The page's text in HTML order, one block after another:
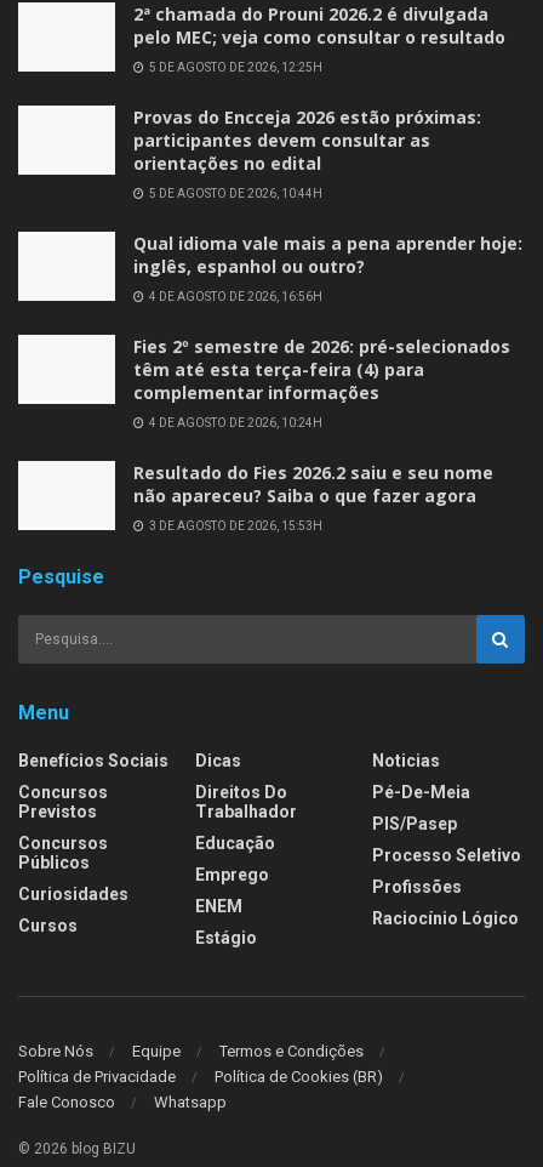
2ª chamada do Prouni 2026.2 é divulgada
pelo MEC; veja como consultar o resultado
5 DE AGOSTO DE 2026, 12:25H
Provas do Encceja 2026 estão próximas:
participantes devem consultar as
orientações no edital
5 DE AGOSTO DE 2026, 10:44H
Qual idioma vale mais a pena aprender hoje:
inglês, espanhol ou outro?
4 DE AGOSTO DE 2026, 16:56H
Fies 2º semestre de 2026: pré-selecionados
têm até esta terça-feira (4) para
complementar informações
4 DE AGOSTO DE 2026, 10:24H
Resultado do Fies 2026.2 saiu e seu nome
não apareceu? Saiba o que fazer agora
3 DE AGOSTO DE 2026, 15:53H
Pesquise
Menu
Benefícios Sociais
Concursos
Previstos
Concursos
Públicos
Curiosidades
Cursos
Dicas
Direitos Do
Trabalhador
Educação
Emprego
ENEM
Estágio
Noticias
Pé-De-Meia
PIS/Pasep
Processo Seletivo
Profissões
Raciocínio Lógico
Sobre Nós Equipe
Termos e Condições
Política de Privacidade
Política de Cookies (BR)
Fale Conosco
Whatsapp
© 2026 blog BIZU